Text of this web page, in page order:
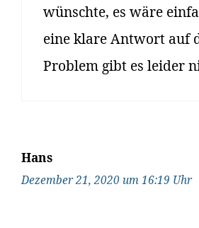
wünschte, es wäre
eine klare Antwort auf
Problem gibt es leider
Hans
Dezember 21, 2020 um 16:19 Uhr